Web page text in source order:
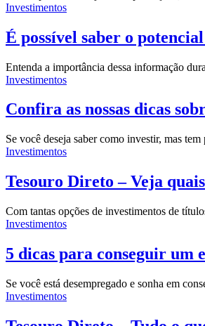
Investimentos
É possível saber o
Entenda a importância dessa informação
Investimentos
Confira as nossas dicas
Se você deseja saber como investir, mas
Investimentos
Tesouro Direto – Veja
Com tantas opções de investimentos de
Investimentos
5 dicas para conseguir um
Se você está desempregado e sonha em
Investimentos